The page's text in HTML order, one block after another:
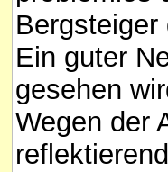
Ein guter
gesehen
Wegen der